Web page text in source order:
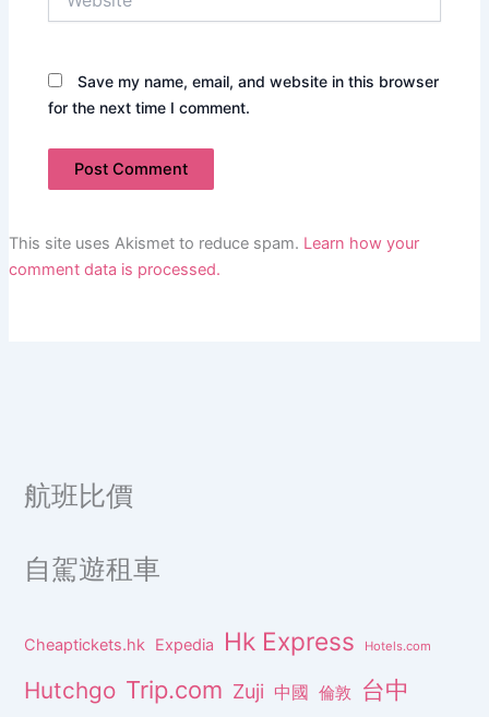
Save my name, email, and website in this browser
for the next time I comment.
This site uses Akismet to reduce spam. Learn how your
comment data is processed.
航班比價
自駕遊租車
Cheaptickets.hk Expedia Hk Express Hotels.com
Hutchgo Trip.com Zuji 中國 倫敦 台中